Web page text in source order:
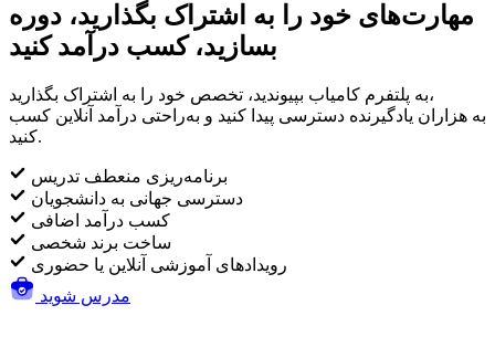
مهارت‌های خود را به اشتراک بگذارید، دوره
بسازید، کسب درآمد کنید
به پلتفرم کامیاب بپیوندید، تخصص خود را به اشتراک بگذارید،
به هزاران یادگیرنده دسترسی پیدا کنید و به‌راحتی درآمد آنلاین کسب
کنید.
برنامه‌ریزی منعطف تدریس
دسترسی جهانی به دانشجویان
کسب درآمد اضافی
ساخت برند شخصی
رویدادهای آموزشی آنلاین یا حضوری
مدرس شوید